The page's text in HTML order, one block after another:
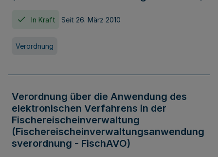
In Kraft Seit 26. März 2010
Verordnung
Verordnung über die Anwendung des
elektronischen Verfahrens in der
Fischereischeinverwaltung
(Fischereischeinverwaltungsanwendung
sverordnung - FischAVO)